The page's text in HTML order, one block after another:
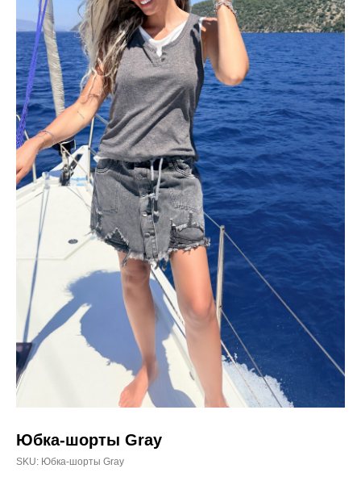
Юбка-шорты Gray
SKU: Юбка-шорты Gray